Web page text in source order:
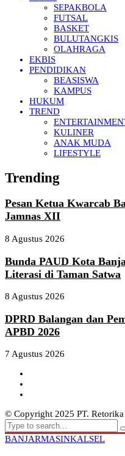
SEPAKBOLA
FUTSAL
BASKET
BULUTANGKIS
OLAHRAGA
EKBIS
PENDIDIKAN
BEASISWA
KAMPUS
HUKUM
TREND
KULINER
ANAK MUDA
LIFESTYLE
Trending
Pesan Ketua Kwarcab
Jamnas XII
8 Agustus 2026
Bunda PAUD Kota
Literasi di Taman Satwa
8 Agustus 2026
DPRD Balangan dan
APBD 2026
7 Agustus 2026
© Copyright 2025 PT.
BANJARMASINKALSEL